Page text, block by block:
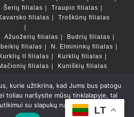
Šerių filialas
Traupio filialas
filialas Troškūnų filialas
Ažuožerių filialas
Budrių filialas
filialas
N. Elmininkų filialas
Kurklių II filialas
Kurklių filialas
filialas Kuniškių filialas
bazės ir katalogai
LT
rajono savivaldybės Liudvikos ir
viešoji biblioteka 2022 Powered by
LT
kurie užtikrina, kad Jums bus patogu
toliau naršysite mūsų tinklalapyje, tai
su slapukų naudojimu.